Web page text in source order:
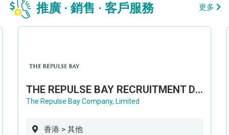
推廣 · 銷售 · 客戶服務 更多
THE REPULSE BAY RECRUITMENT DAY 淺水灣影灣園人才招聘會
The Repulse Bay Company, Limited
香港 > 其他